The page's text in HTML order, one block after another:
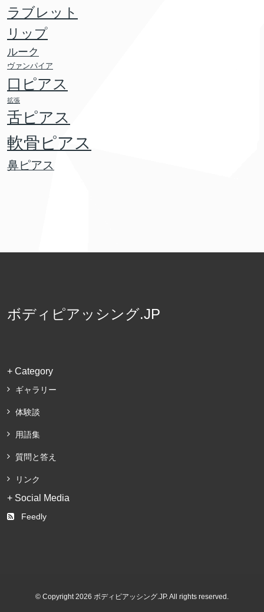
ラブレット
リップ
ルーク
ヴァンパイア
口ピアス
拡張
舌ピアス
軟骨ピアス
鼻ピアス
ボディピアッシング.JP
+ Category
ギャラリー
体験談
用語集
質問と答え
リンク
+ Social Media
Feedly
© Copyright 2026 ボディピアッシング.JP. All rights reserved.